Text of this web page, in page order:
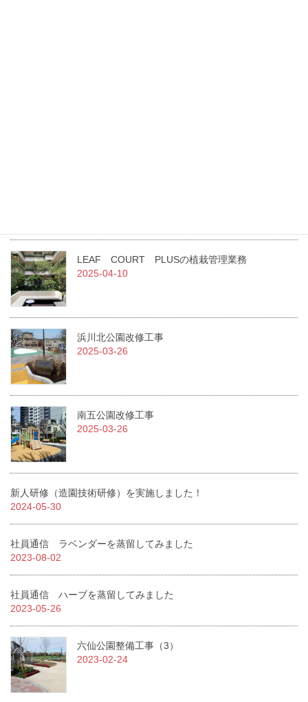
LEAF COURT PLUSの植栽管理業務
2025-04-10
浜川北公園改修工事
2025-03-26
南五公園改修工事
2025-03-26
新人研修（造園技術研修）を実施しました！
2024-05-30
社員通信 ラベンダーを蒸留してみました
2023-08-02
社員通信 ハーブを蒸留してみました
2023-05-26
六仙公園整備工事（3）
2023-02-24